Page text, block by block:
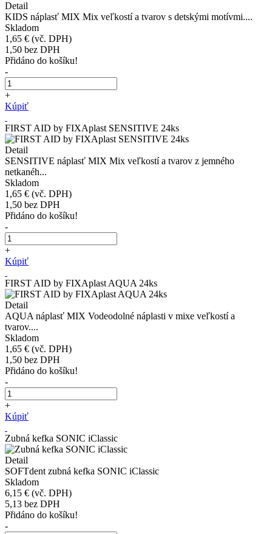
Detail
KIDS náplasť MIX Mix veľkostí a tvarov s detskými motívmi....
Skladom
1,65 € (vč. DPH)
1,50 bez DPH
Přidáno do košíku!
-
+
Kúpiť
FIRST AID by FIXAplast SENSITIVE 24ks
Detail
SENSITIVE náplasť MIX Mix veľkostí a tvarov z jemného
netkanéh...
Skladom
1,65 € (vč. DPH)
1,50 bez DPH
Přidáno do košíku!
-
+
Kúpiť
FIRST AID by FIXAplast AQUA 24ks
Detail
AQUA náplasť MIX Vodeodolné náplasti v mixe veľkostí a
tvarov....
Skladom
1,65 € (vč. DPH)
1,50 bez DPH
Přidáno do košíku!
-
+
Kúpiť
Zubná kefka SONIC iClassic
Detail
SOFTdent zubná kefka SONIC iClassic
Skladom
6,15 € (vč. DPH)
5,13 bez DPH
Přidáno do košíku!
-